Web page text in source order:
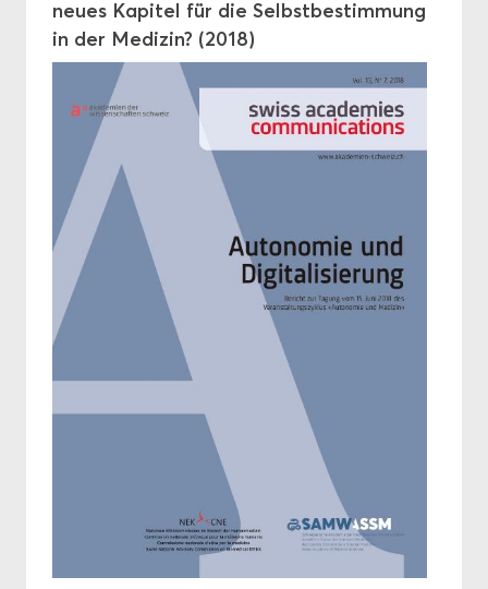
neues Ka­pi­tel für die Selbst­be­stim­mung
in der Me­di­zin? (2018)